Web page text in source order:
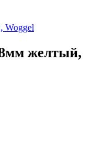
желтый,